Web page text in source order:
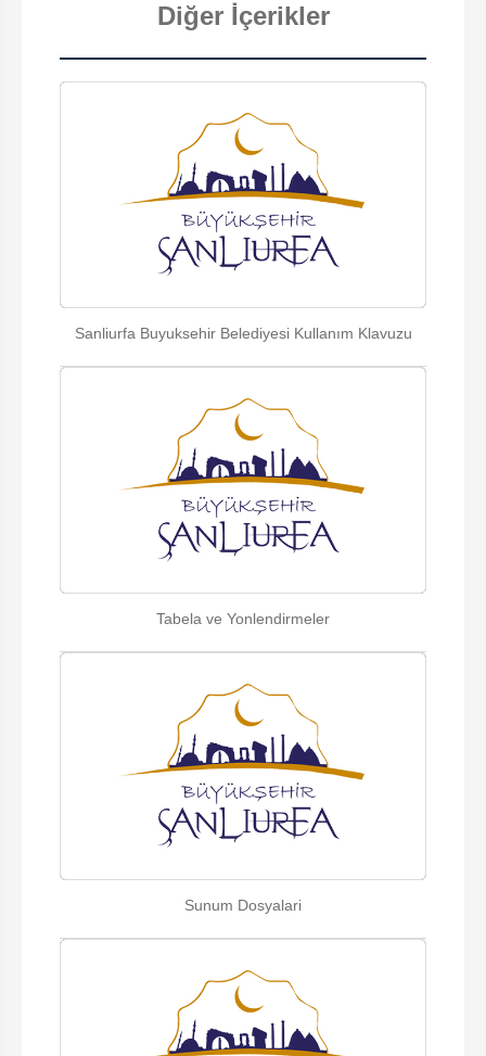
Diğer İçerikler
Sanliurfa Buyuksehir Belediyesi Kullanım Klavuzu
Tabela ve Yonlendirmeler
Sunum Dosyalari